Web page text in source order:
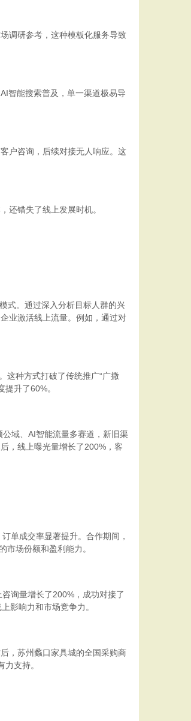
调研参考，这种模板化服务导致
智能搜索普及，单一渠道极易导
户咨询，后续对接无人响应。这
错失了线上发展时机。
式。通过深入分析目标人群的兴
业激活线上流量。例如，通过对
种方式打破了传统推广“广撒
升了60%。
域、AI智能流量多赛道，新旧渠
，线上曝光量增长了200%，客
单成交率显著提升。合作期间，
场份额和盈利能力。
询量增长了200%，成功对接了
影响力和市场竞争力。
，苏州蠡口家具城的全国采购商
支持。